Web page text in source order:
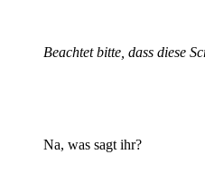
Beachtet bitte, dass diese
Na, was sagt ihr?